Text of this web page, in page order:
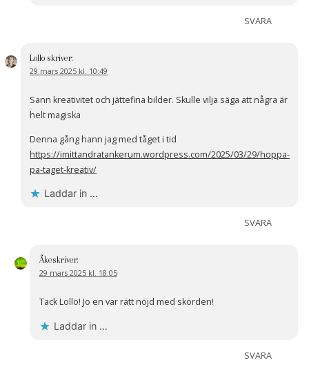
SVARA
Lollo skriver:
29 mars 2025 kl. 10:49
Sann kreativitet och jättefina bilder. Skulle vilja säga att några är
helt magiska
Denna gång hann jag med tåget i tid
https://imittandratankerum.wordpress.com/2025/03/29/hoppa-
pa-taget-kreativ/
Laddar in …
SVARA
Åkeskriver:
29 mars 2025 kl. 18:05
Tack Lollo! Jo en var rätt nöjd med skörden!
Laddar in …
SVARA